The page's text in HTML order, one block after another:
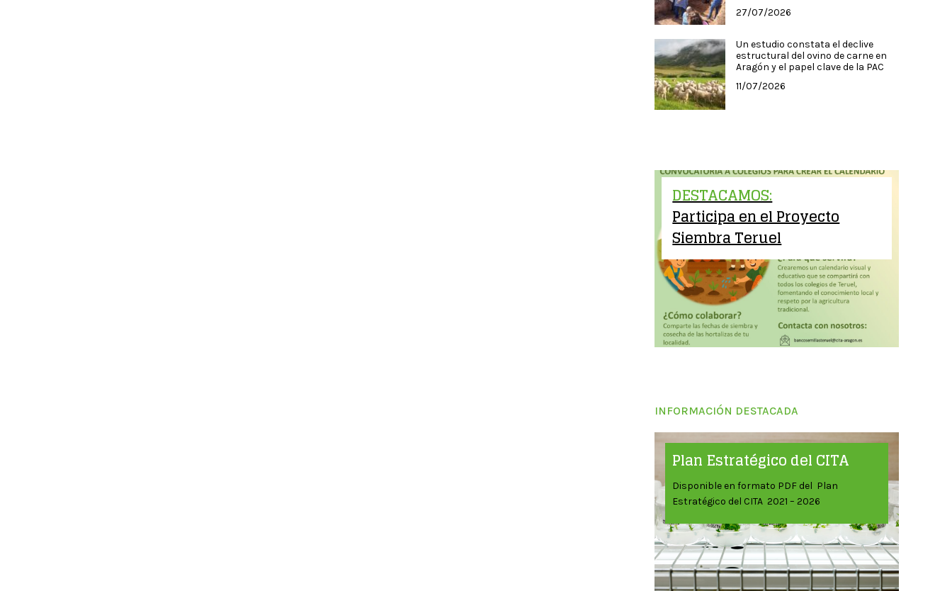
27/07/2026
Un estudio constata el declive
estructural del ovino de carne en
Aragón y el papel clave de la PAC
11/07/2026
DESTACAMOS:
Participa en el Proyecto
Siembra Teruel
INFORMACIÓN DESTACADA
Plan Estratégico del CITA
Disponible en formato PDF del Plan
Estratégico del CITA 2021 – 2026